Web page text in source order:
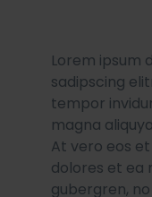
Lorem ipsum
sadipscing
tempor
magna
At vero eos
dolores et ea
gubergren,